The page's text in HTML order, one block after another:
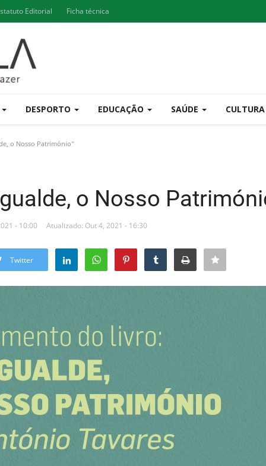
Editorial Ficha técnica
DESPORTO EDUCAÇÃO SAÚDE CULTURA
o Nosso Património"
o Nosso
- 10:00 Atualizado: Out 4, 2021 - 16:30
Twitter